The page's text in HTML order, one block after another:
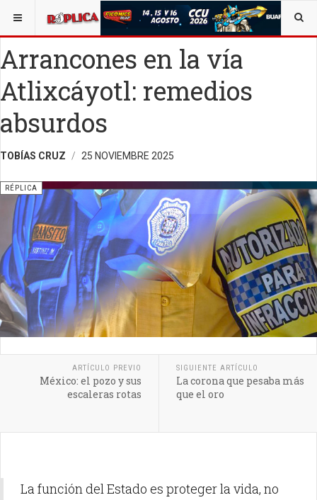
ESTÁ AQUÍ: TECNOLOGÍA OPINIÓN RÉPLICA
Arrancones en la vía
Atlixcáyotl: remedios
absurdos
TOBÍAS CRUZ 25 NOVIEMBRE 2025
RÉPLICA
ARTÍCULO PREVIO
México: el pozo y sus
escaleras rotas
SIGUIENTE ARTÍCULO
La corona que pesaba más
que el oro
La función del Estado es proteger la vida, no